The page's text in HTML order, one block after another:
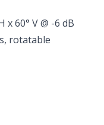
x 60° V @ -6 dB
rotatable